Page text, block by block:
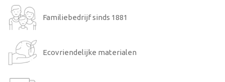
Familiebedrijf sinds 1881
Ecovriendelijke materialen